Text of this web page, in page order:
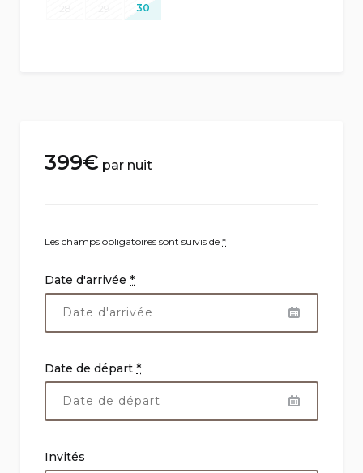
30
399€ par nuit
Les champs obligatoires sont suivis de *
Date d'arrivée *
Date de départ *
Invités